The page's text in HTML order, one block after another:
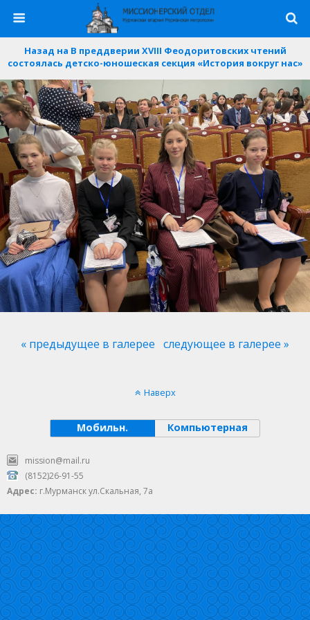
Назад на В преддверии XVIII Феодоритовских чтений
состоялась детско-юношеская секция «История вокруг нас»
« предыдущее в галерее следующее в галерее »
Наверх
Мобильн. Компьютерная
mission@mail.ru
(8152)26-91-55
Адрес: г.Мурманск ул.Скальная, 7а